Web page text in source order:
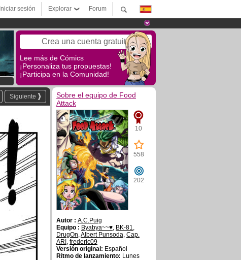
Forum
Explorar
Iniciar sesión
Crea una cuenta gratuita
Lee más de Cómics
¡Personaliza tus propuestas!
¡Participa en la Comunidad!
Siguiente
Sobre el equipo de Food
Attack
10
558
202
Autor : A.C.Puig
Equipo : Byabya~~♥, BK-81,
DrugOn,Albert Punsoda, Cap.
AR!, frederic09
Versión original: Español
Ritmo de lanzamiento: Lunes